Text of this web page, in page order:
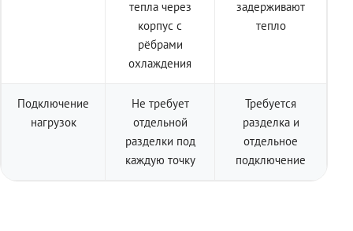
тепла через
корпус с
рёбрами
охлаждения
задерживают
тепло
Подключение
нагрузок
Не требует
отдельной
разделки под
каждую точку
Требуется
разделка и
отдельное
подключение